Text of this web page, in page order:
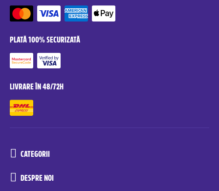
PLATĂ 100% SECURIZATĂ
LIVRARE ÎN 48/72H
CATEGORII
DESPRE NOI